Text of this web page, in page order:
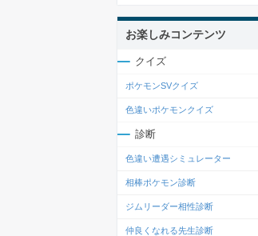
お楽しみコンテンツ
クイズ
ポケモンSVクイズ
色違いポケモンクイズ
診断
色違い遭遇シミュレーター
相棒ポケモン診断
ジムリーダー相性診断
仲良くなれる先生診断